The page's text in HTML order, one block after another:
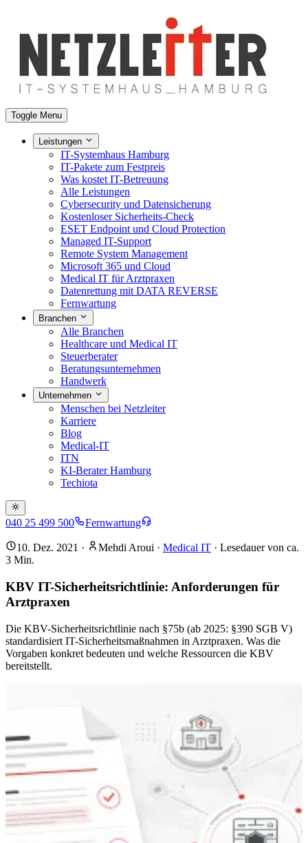
Toggle Menu
Leistungen
IT-Systemhaus Hamburg
IT-Pakete zum Festpreis
Was kostet IT-Betreuung
Alle Leistungen
Cybersecurity und Datensicherung
Kostenloser Sicherheits-Check
ESET Endpoint und Cloud Protection
Managed IT-Support
Remote System Management
Microsoft 365 und Cloud
Medical IT für Arztpraxen
Datenrettung mit DATA REVERSE
Fernwartung
Branchen
Alle Branchen
Healthcare und Medical IT
Steuerberater
Beratungsunternehmen
Handwerk
Unternehmen
Menschen bei Netzleiter
Karriere
Blog
Medical-IT
ITN
KI-Berater Hamburg
Techiota
040 25 499 500 Fernwartung
10. Dez. 2021 · Mehdi Aroui · Medical IT · Lesedauer von ca.
3 Min.
KBV IT-Sicherheitsrichtlinie: Anforderungen für
Arztpraxen
Die KBV-Sicherheitsrichtlinie nach §75b (ab 2025: §390 SGB V)
standardisiert IT-Sicherheitsmaßnahmen in Arztpraxen. Was die
Vorgaben konkret bedeuten und welche Ressourcen die KBV
bereitstellt.